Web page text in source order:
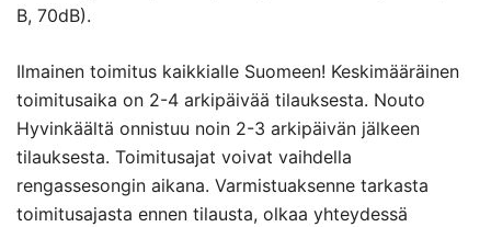
B, 70dB).
Ilmainen toimitus kaikkialle Suomeen! Keskimääräinen
toimitusaika on 2-4 arkipäivää tilauksesta. Nouto
Hyvinkäältä onnistuu noin 2-3 arkipäivän jälkeen
tilauksesta. Toimitusajat voivat vaihdella
rengassesongin aikana. Varmistuaksenne tarkasta
toimitusajasta ennen tilausta, olkaa yhteydessä